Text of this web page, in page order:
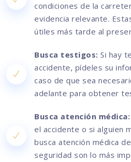
condiciones de la
evidencia relevante.
útiles más tarde al
Busca testigos: Si hay
accidente, pídeles su
caso de que sea
adelante para obtener
Busca atención médica:
el accidente o si alguien
busca atención médica
seguridad son lo más